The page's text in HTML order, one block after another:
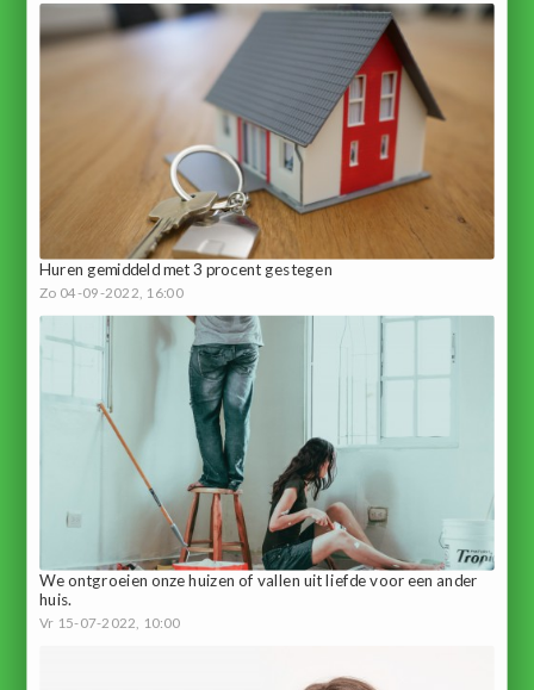
Huren gemiddeld met 3 procent gestegen
Zo 04-09-2022, 16:00
We ontgroeien onze huizen of vallen uit liefde voor een ander
huis.
Vr 15-07-2022, 10:00